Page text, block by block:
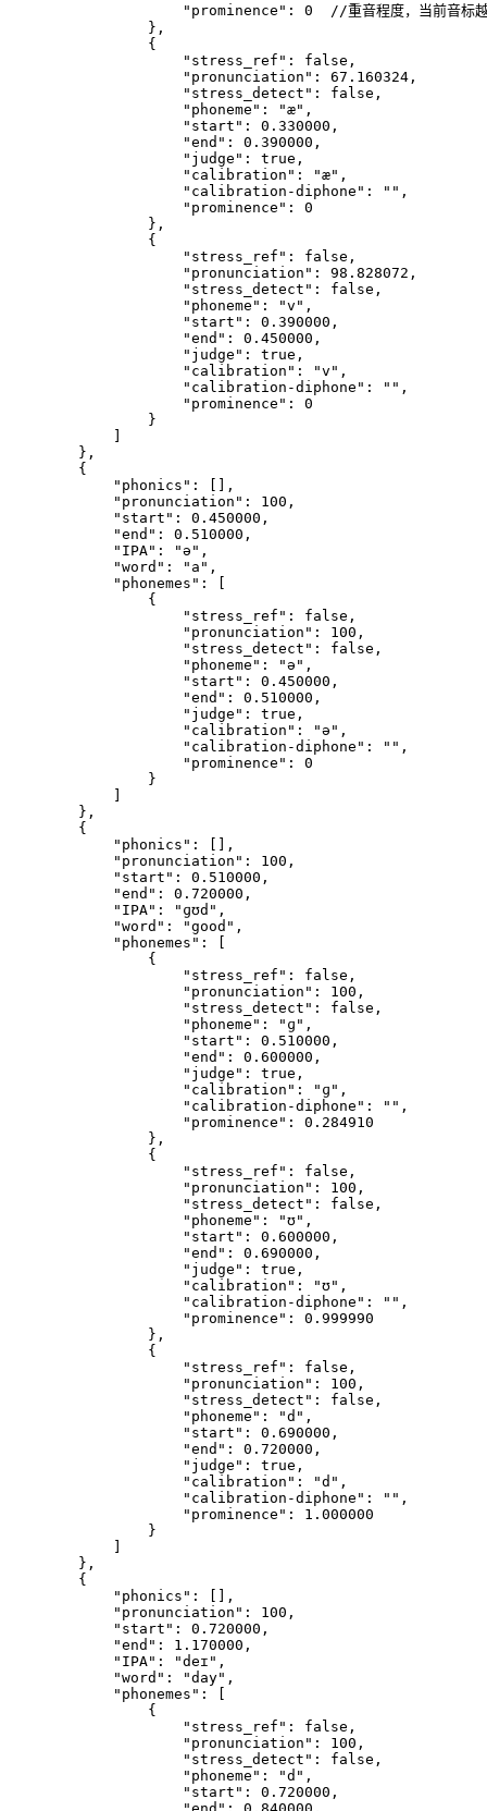
                    "prominence": 0
//重音程度，当前音标
                },
                {
                    "stress_ref": false,
                    "pronunciation": 67.160324,
                    "stress_detect": false,
                    "phoneme": "æ",
                    "start": 0.330000,
                    "end": 0.390000,
                    "judge": true,
                    "calibration": "æ",
                    "calibration-diphone": "",
                    "prominence": 0
                },
                {
                    "stress_ref": false,
                    "pronunciation": 98.828072,
                    "stress_detect": false,
                    "phoneme": "v",
                    "start": 0.390000,
                    "end": 0.450000,
                    "judge": true,
                    "calibration": "v",
                    "calibration-diphone": "",
                    "prominence": 0
                }
            ]
        },
        {
            "phonics": [],
            "pronunciation": 100,
            "start": 0.450000,
            "end": 0.510000,
            "IPA": "ə",
            "word": "a",
            "phonemes": [
                {
                    "stress_ref": false,
                    "pronunciation": 100,
                    "stress_detect": false,
                    "phoneme": "ə",
                    "start": 0.450000,
                    "end": 0.510000,
                    "judge": true,
                    "calibration": "ə",
                    "calibration-diphone": "",
                    "prominence": 0
                }
            ]
        },
        {
            "phonics": [],
            "pronunciation": 100,
            "start": 0.510000,
            "end": 0.720000,
            "IPA": "ɡʊd",
            "word": "good",
            "phonemes": [
                {
                    "stress_ref": false,
                    "pronunciation": 100,
                    "stress_detect": false,
                    "phoneme": "ɡ",
                    "start": 0.510000,
                    "end": 0.600000,
                    "judge": true,
                    "calibration": "ɡ",
                    "calibration-diphone": "",
                    "prominence": 0.284910
                },
                {
                    "stress_ref": false,
                    "pronunciation": 100,
                    "stress_detect": false,
                    "phoneme": "ʊ",
                    "start": 0.600000,
                    "end": 0.690000,
                    "judge": true,
                    "calibration": "ʊ",
                    "calibration-diphone": "",
                    "prominence": 0.999990
                },
                {
                    "stress_ref": false,
                    "pronunciation": 100,
                    "stress_detect": false,
                    "phoneme": "d",
                    "start": 0.690000,
                    "end": 0.720000,
                    "judge": true,
                    "calibration": "d",
                    "calibration-diphone": "",
                    "prominence": 1.000000
                }
            ]
        },
        {
            "phonics": [],
            "pronunciation": 100,
            "start": 0.720000,
            "end": 1.170000,
            "IPA": "deɪ",
            "word": "day",
            "phonemes": [
                {
                    "stress_ref": false,
                    "pronunciation": 100,
                    "stress_detect": false,
                    "phoneme": "d",
                    "start": 0.720000,